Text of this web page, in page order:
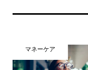
マネーケア